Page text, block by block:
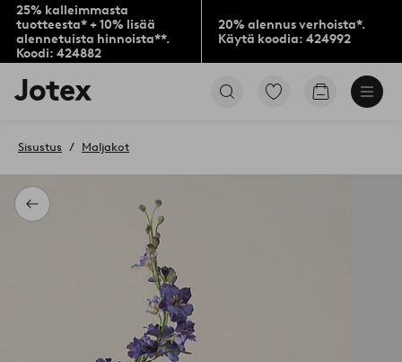
25% kalleimmasta
tuotteesta* + 10% lisää
alennetuista hinnoista**.
Koodi: 424882
20% alennus verhoista*.
Käytä koodia: 424992
Jotex-
logo
aloitussivulle
Siirry
Siirry
Takaisin
Sisustus Maljakot